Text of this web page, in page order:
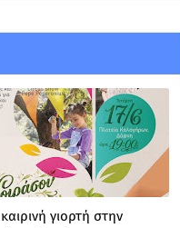
γιορτή στην